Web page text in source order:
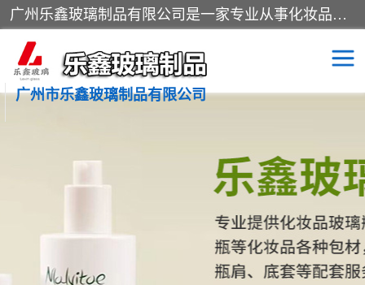
广州乐鑫玻璃制品有限公司是一家专业从事化妆品瓶子、化妆品玻璃瓶子、膏霜瓶、化妆品玻璃瓶等产品的集开发研制、生产、销售于一体的实业型玻璃制品生产企业。产品从设计、开模、试样、生产、蒙砂、抛光、喷涂、高低温单色及多色印刷，烫金（银）到交货实现一条龙服务。
广州市乐鑫玻璃制品有限公司
化妆品包装瓶 香水包装瓶
化妆品玻璃瓶
玻璃瓶